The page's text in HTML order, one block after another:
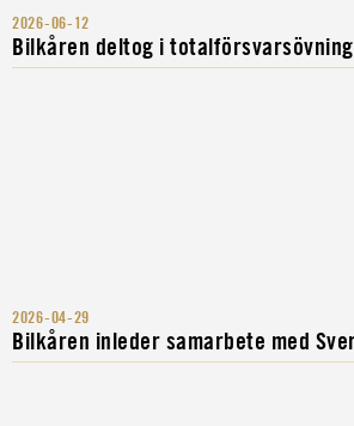
2026-06-12
Bilkåren deltog i
2026-04-29
Bilkåren inleder samarbete med